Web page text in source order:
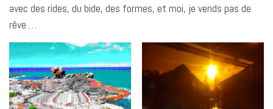
avec des rides, du bide, des formes, et moi, je vends pas de
rêve …